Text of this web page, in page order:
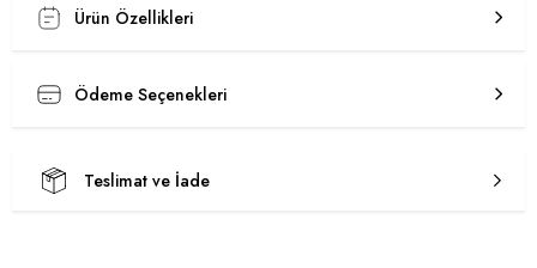
Ürün Özellikleri
Ödeme Seçenekleri
Teslimat ve İade